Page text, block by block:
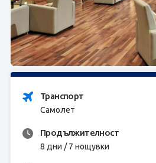
За нас
ЗАПИТВАНЕ
Транспорт
Самолет
Продължителност
8 дни / 7 нощувки